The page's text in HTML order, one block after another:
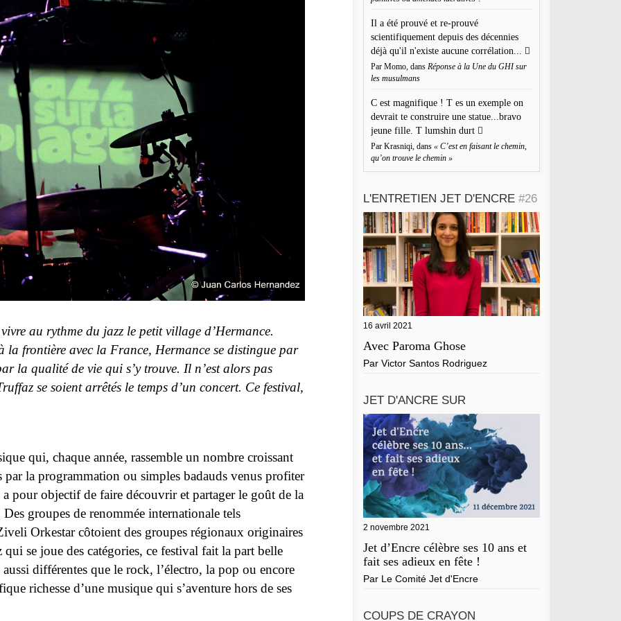
au rythme du jazz le petit village d’Hermance.
la frontière avec la France, Hermance se distingue par
la qualité de vie qui s’y trouve. Il n’est alors pas
se soient arrêtés le temps d’un concert. Ce festival,
qui, chaque année, rassemble un nombre croissant
par la programmation ou simples badauds venus profiter
pour objectif de faire découvrir et partager le goût de la
groupes de renommée internationale tels
Orkestar côtoient des groupes régionaux originaires
se joue des catégories, ce festival fait la part belle
différentes que le rock, l’électro, la pop ou encore
richesse d’une musique qui s’aventure hors de ses
Enregistrer mon nom, mon e-mail et mon site web dans
le navigateur pour mon prochain commentaire.
Il a été prouvé et re-prouvé
scientifiquement depuis des décennies
déjà qu'il n'existe aucune corrélation...
Par Momo, dans Réponse à la Une du GHI sur
les musulmans
C est magnifique ! T es un exemple on
devrait te construire une statue...bravo
jeune fille. T lumshin durt
Par Krasniqi, dans « C’est en faisant le chemin,
qu’on trouve le chemin »
L'ENTRETIEN JET D'ENCRE #26
16 avril 2021
Avec Paroma Ghose
Par Victor Santos Rodriguez
JET D'ANCRE SUR
2 novembre 2021
Jet d’Encre célèbre ses 10 ans et
fait ses adieux en fête !
Par Le Comité Jet d'Encre
COUPS DE CRAYON